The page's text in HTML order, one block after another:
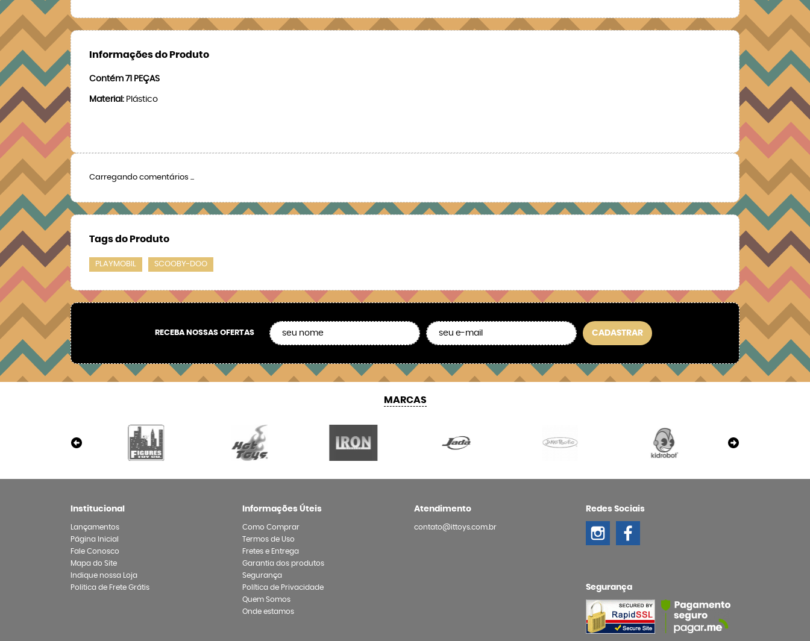
Informações do Produto
Contém 71 PEÇAS
Material: Plástico
Carregando comentários ...
Tags do Produto
PLAYMOBIL SCOOBY-DOO
RECEBA NOSSAS OFERTAS CADASTRAR
MARCAS
Institucional
Lançamentos
Página Inicial
Fale Conosco
Mapa do Site
Indique nossa Loja
Politica de Frete Grátis
Informações Úteis
Como Comprar
Termos de Uso
Fretes e Entrega
Garantia dos produtos
Segurança
Política de Privacidade
Quem Somos
Onde estamos
Atendimento
contato@ittoys.com.br
Redes Sociais
Segurança